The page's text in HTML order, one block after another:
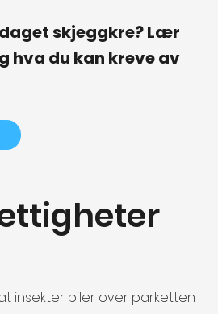
skjeggkre? Lær
hva du kan kreve av
insekter piler over parketten